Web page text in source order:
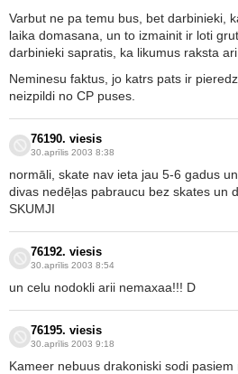
Varbut ne pa temu bus, bet darbinieki,
laika domasana, un to izmainit ir loti
darbinieki sapratis, ka likumus raksta
Neminesu faktus, jo katrs pats ir
neizpildi no CP puses.
76190. viesis
30.aprīlis 2003 8:38
normāli, skate nav ieta jau 5-6 gadus
divas nedēļas pabraucu bez skates un
SKUMJI
76192. viesis
30.aprīlis 2003 8:54
un celu nodokli arii nemaxaa!!! D
76195. viesis
30.aprīlis 2003 9:18
Kameer nebuus drakoniski sodi